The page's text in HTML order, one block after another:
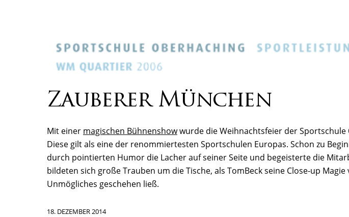
Zauberer München
Mit einer magischen Bühnenshowwurde die Weihnachtsfeier der Sportschule
Diese gilt als eine der renommiertesten Sportschulen Europas. Schon zu
durch pointierten Humor die Lacher auf seiner Seite und begeisterte die
bildeten sich große Trauben um die Tische, als TomBeck seine Close-up
Unmögliches geschehen ließ.
18. DEZEMBER 2014